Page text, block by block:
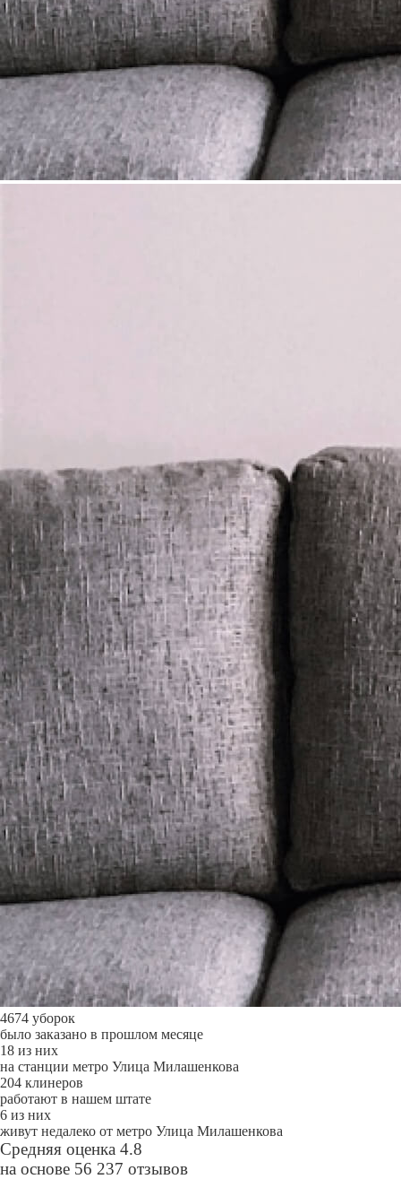
4674 уборок
было заказано в прошлом месяце
18 из них
на станции метро Улица Милашенкова
204 клинеров
работают в нашем штате
6 из них
живут недалеко от метро Улица Милашенкова
Средняя оценка 4.8
на основе 56 237 отзывов